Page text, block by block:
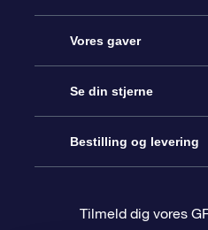
Kundeservice
Kontakt os
Bloggen
Vores gaver
Online Stjernegave
OSR Gavepakke
Se din stjerne
Star Register
Bestilling og levering
Tilmeld dig vores